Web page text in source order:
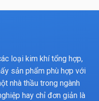
loại kim khí tổng hợp,
sản phẩm phù hợp với
nhà thầu trong ngành
hay chỉ đơn giản là